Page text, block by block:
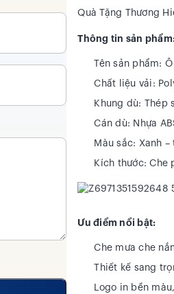
Quà Tặng Thương
Thông tin sản
Tên sản phẩm:
Chất liệu vải:
Khung dù: Thép
Cán dù: Nhựa
Màu sắc: Xanh
Kích thước: Che
Ưu điểm nổi bật:
Che mưa che
Thiết kế sang
Logo in bền